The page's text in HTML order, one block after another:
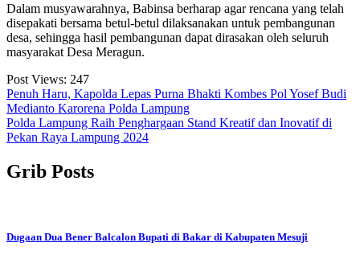
Dalam musyawarahnya, Babinsa berharap agar rencana yang telah
disepakati bersama betul-betul dilaksanakan untuk pembangunan
desa, sehingga hasil pembangunan dapat dirasakan oleh seluruh
masyarakat Desa Meragun.
Post Views: 247
Navigasi
pos
Penuh Haru, Kapolda Lepas Purna Bhakti Kombes Pol Yosef Budi
Medianto Karorena Polda Lampung
Polda Lampung Raih Penghargaan Stand Kreatif dan Inovatif di
Pekan Raya Lampung 2024
Grib Posts
Dugaan Dua Bener Balcalon Bupati di Bakar di Kabupaten Mesuji